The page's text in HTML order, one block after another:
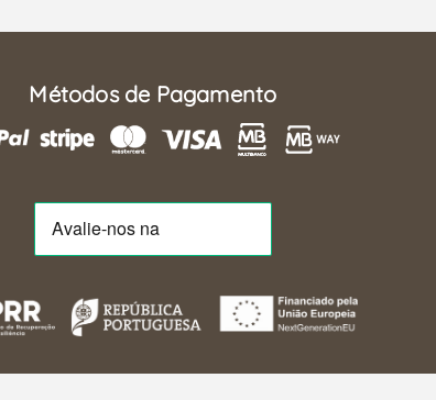
Métodos de Pagamento